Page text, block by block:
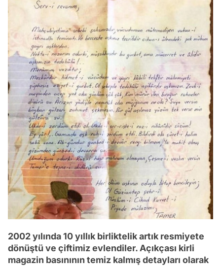
2002 yılında 10 yıllık birliktelik artık resmiyete
dönüştü ve çiftimiz evlendiler. Açıkçası kirli
magazin basınının temiz kalmış detayları olarak